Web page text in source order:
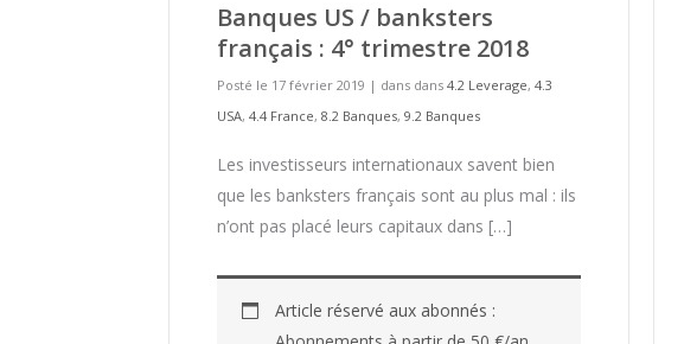
Banques US / banksters
français : 4° trimestre 2018
Posté le 17 février 2019 | dans dans 4.2 Leverage, 4.3
USA, 4.4 France, 8.2 Banques, 9.2 Banques
Les investisseurs internationaux savent bien
que les banksters français sont au plus mal : ils
n’ont pas placé leurs capitaux dans […]
Article réservé aux abonnés :